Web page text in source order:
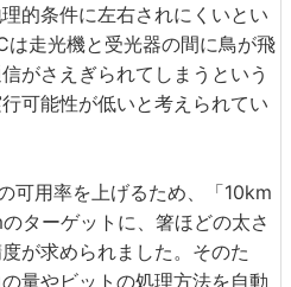
的条件に左右されにくいとい
は走光機と受光器の間に鳥が飛
がさえぎられてしまうという
可能性が低いと考えられてい
可用率を上げるため、「10km
ターゲットに、箸ほどの太さ
が求められました。そのた
量やビットの処理方法を自動